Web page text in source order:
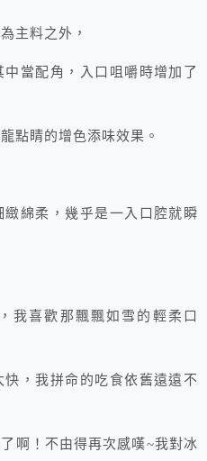
主料之外，
當配角，入口咀嚼時增加了
點睛的增色添味效果。
綿柔，幾乎是一入口腔就瞬
我喜歡那飄飄如雪的輕柔口
，我拼命的吃食依舊遠遠不
啊！不由得再次感嘆~我對冰